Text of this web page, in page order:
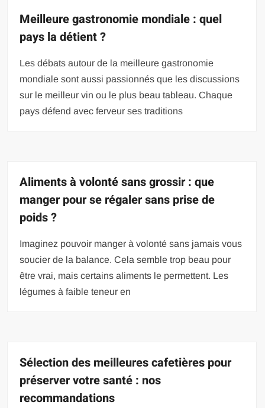
Meilleure gastronomie mondiale : quel
pays la détient ?
Les débats autour de la meilleure gastronomie
mondiale sont aussi passionnés que les discussions
sur le meilleur vin ou le plus beau tableau. Chaque
pays défend avec ferveur ses traditions
Aliments à volonté sans grossir : que
manger pour se régaler sans prise de
poids ?
Imaginez pouvoir manger à volonté sans jamais vous
soucier de la balance. Cela semble trop beau pour
être vrai, mais certains aliments le permettent. Les
légumes à faible teneur en
Sélection des meilleures cafetières pour
préserver votre santé : nos
recommandations